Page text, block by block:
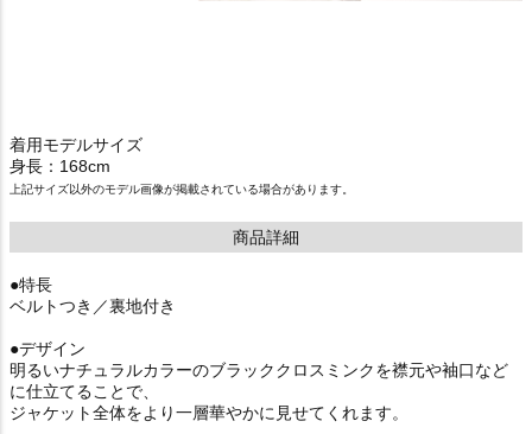
着用モデルサイズ
身長：168cm
上記サイズ以外のモデル画像が掲載されている場合があります。
商品詳細
●特長
ベルトつき／裏地付き
●デザイン
明るいナチュラルカラーのブラッククロスミンクを襟元や袖口など
に仕立てることで、
ジャケット全体をより一層華やかに見せてくれます。